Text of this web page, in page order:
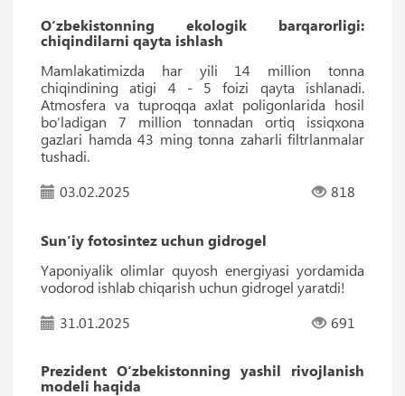
O‘zbekistonning ekologik barqarorligi:
chiqindilarni qayta ishlash
Mamlakatimizda har yili 14 million tonna
chiqindining atigi 4 - 5 foizi qayta ishlanadi.
Atmosfera va tuproqqa axlat poligonlarida hosil
bo‘ladigan 7 million tonnadan ortiq issiqxona
gazlari hamda 43 ming tonna zaharli filtrlanmalar
tushadi.
03.02.2025
818
Sun’iy fotosintez uchun gidrogel
Yaponiyalik olimlar quyosh energiyasi yordamida
vodorod ishlab chiqarish uchun gidrogel yaratdi!
31.01.2025
691
Prezident O‘zbekistonning yashil rivojlanish
modeli haqida